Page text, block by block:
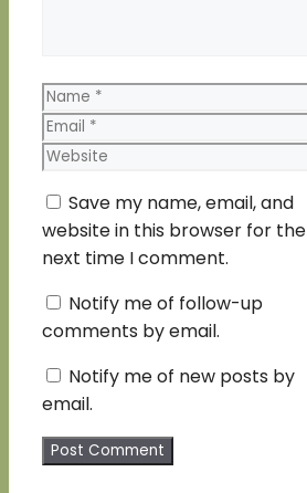
Name
Email
Website
Save my name, email, and
website in this browser for the
next time I comment.
Notify me of follow-up
comments by email.
Notify me of new posts by
email.